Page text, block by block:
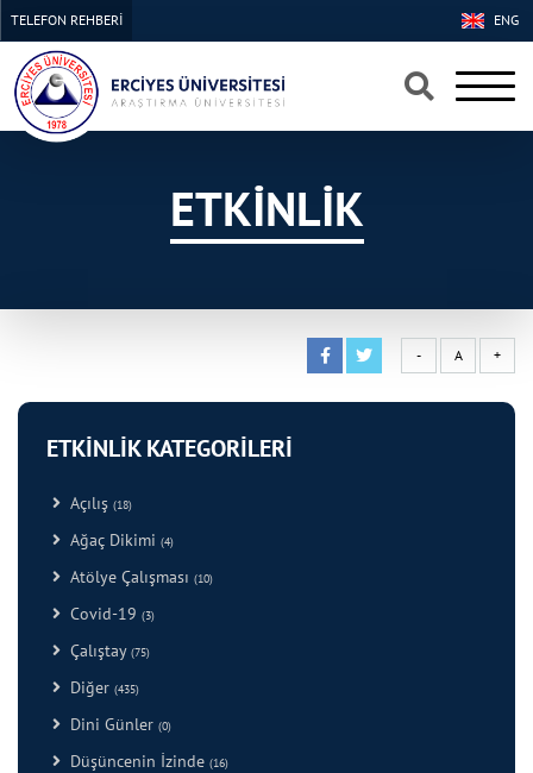
×
×
ENG
TELEFON REHBERİ
ETKİNLİK
- A +
ETKİNLİK KATEGORİLERİ
Açılış (18)
Ağaç Dikimi (4)
Atölye Çalışması (10)
Covid-19 (3)
Çalıştay (75)
Diğer (435)
Dini Günler (0)
Düşüncenin İzinde (16)